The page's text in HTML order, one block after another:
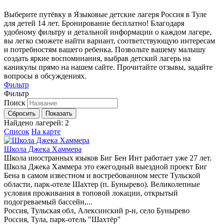
Выберите путёвку в Языковые детские лагеря Россия в Туле
для детей 14 лет. Бронирование бесплатно! Благодаря
удобному фильтру и детальной информации о каждом лагере,
вы легко сможете найти вариант, соответствующую интересам
и потребностям вашего ребенка. Позвольте вашему малышу
создать яркие воспоминания, выбрав детский лагерь на
каникулы прямо на нашем сайте. Прочитайте отзывы, задайте
вопросы в обсуждениях.
Фильтр
Фильтр
Поиск
Сбросить Показать
Найдено лагерей: 2
Список На карте
Школа Джека Хаммера
Школа иностранных языков Биг Бен Инт работает уже 27 лет.
Школа Джека Хаммера это ежегодный выездной проект Биг
Бена в самом известном и востребованном месте Тульской
области, парк-отеле Шахтер (п. Бунырево). Великолепные
условия проживания в топовой локации, открытый
подогреваемый бассейн,...
Россия, Тульская обл, Алексинский р-н, село Бунырево
Россия, Тула, парк-отель "Шахтёр"